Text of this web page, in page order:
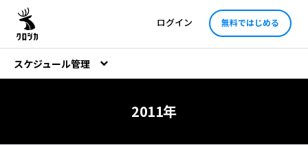
ログイン 無料ではじめる
スケジュール管理
2011年